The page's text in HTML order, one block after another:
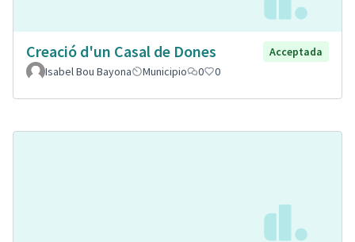
Creació d'un Casal de Dones
Acceptada
Isabel Bou Bayona
Municipio 0 0